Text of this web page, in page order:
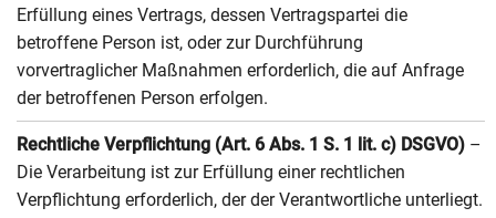
Erfüllung eines Vertrags, dessen Vertragspartei die
betroffene Person ist, oder zur Durchführung
vorvertraglicher Maßnahmen erforderlich, die auf Anfrage
der betroffenen Person erfolgen.
Rechtliche Verpflichtung (Art. 6 Abs. 1 S. 1 lit. c) DSGVO) –
Die Verarbeitung ist zur Erfüllung einer rechtlichen
Verpflichtung erforderlich, der der Verantwortliche unterliegt.